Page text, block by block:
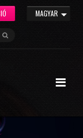
MAGYAR